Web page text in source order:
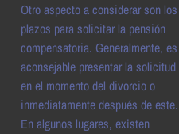
Otro aspecto a considerar son los
plazos para solicitar la pensión
compensatoria. Generalmente, es
aconsejable presentar la solicitud
en el momento del divorcio o
inmediatamente después de este.
En algunos lugares, existen